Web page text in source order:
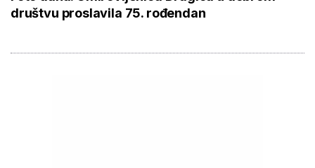
društvu proslavila 75. rođendan